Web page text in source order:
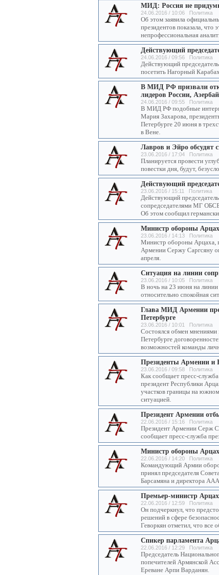
МИД: Россия не
24.06.2016 / 10:06 Политика
Об этом заявила
президентов показала, что
непрофессиональная
Действующий
24.06.2016 / 09:56 Политика
Действующий
посетить Нагорный
В МИД РФ призвали
лидеров России,
24.06.2016 / 09:55 Политика
В МИД РФ подобные
Мария Захарова,
Петербурге 20 июня в
в Вене.
Лавров и Эйро обсудят
23.06.2016 / 17:04 Политика
Планируется провести
повестки дня, будут,
Действующий
23.06.2016 / 15:11 Политика
Действующий
сопредседателями МГ
Об этом сообщил
Министр обороны
23.06.2016 / 14:13 Политика
Министр обороны Арцаха,
Армении Сержу Саргсяну
апреля.
Ситуация на линии
23.06.2016 / 10:05 Политика
В ночь на 23 июня на
относительно спокойная
Глава МИД Армении
Петербурге
23.06.2016 / 10:01 Политика
Состоялся обмен мнениями
Петербурге
возможностей команды
Президенты Армении и
23.06.2016 / 09:58 Политика
Как сообщает пресс-
президент Республики
участков границы на
ситуацией.
Президент Армении
22.06.2016 / 15:16 Политика
Президент Армении Серж
сообщает пресс-служба
Министр обороны
22.06.2016 / 14:20 Политика
Командующий Армии
принял председателя
Барсамяна и директора
Премьер-министр
22.06.2016 / 12:59 Политика
Он подчеркнул, что
решений в сфере
Геворкян отметил, что
Спикер парламента
22.06.2016 / 12:29 Политика
Председатель
попечителей Армянской
Ереване Арпи Варданян.